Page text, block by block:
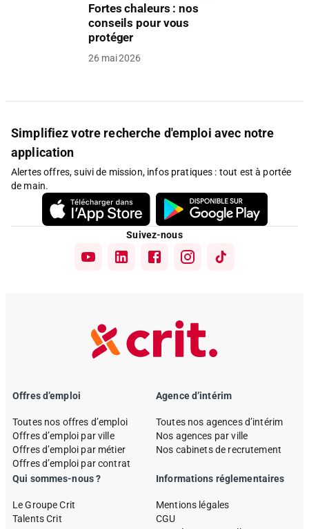
Fortes chaleurs : nos
conseils pour vous
protéger
26 mai 2026